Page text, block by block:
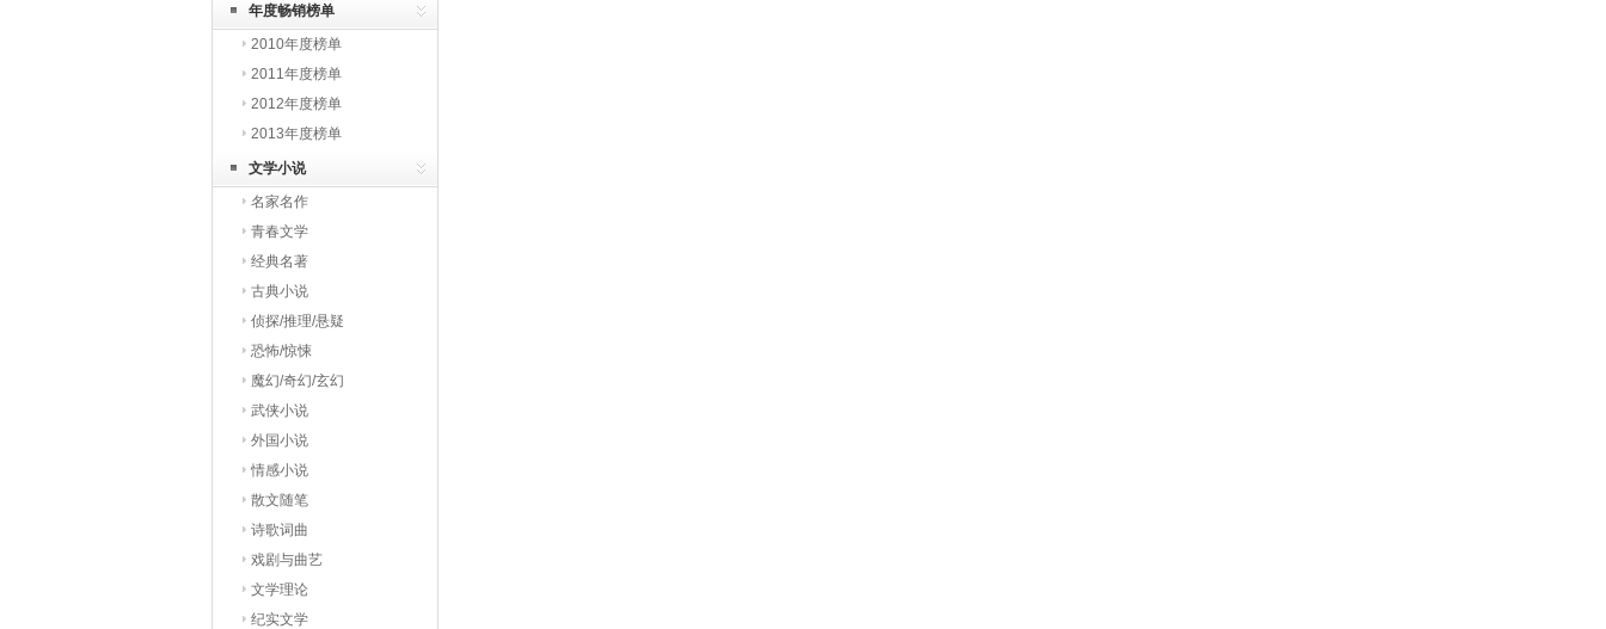
年度畅销榜单
2010年度榜单
2011年度榜单
2012年度榜单
2013年度榜单
文学小说
名家名作
青春文学
经典名著
古典小说
侦探/推理/悬疑
恐怖/惊悚
魔幻/奇幻/玄幻
武侠小说
外国小说
情感小说
散文随笔
诗歌词曲
戏剧与曲艺
文学理论
纪实文学